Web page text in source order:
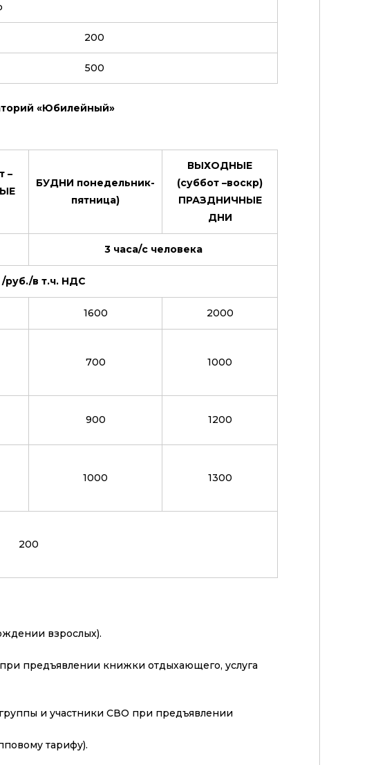
200
500
«Юбилейный»
–
БУДНИ понедельник-
пятница)
ВЫХОДНЫЕ
(суббот –воскр)
ПРАЗДНИЧНЫЕ
ДНИ
3 часа/с человека
руб./в т.ч. НДС
1600 2000
700 1000
900 1200
1000 1300
200
взрослых).
предъявлении книжки отдыхающего, услуга
и участники СВО при предъявлении
тарифу).